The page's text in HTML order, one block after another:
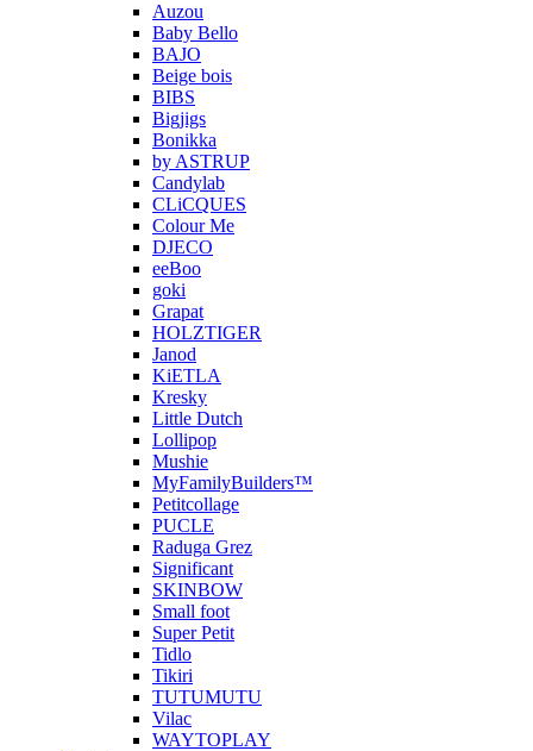
Auzou
Baby Bello
BAJO
Beige bois
BIBS
Bigjigs
Bonikka
by ASTRUP
Candylab
CLiCQUES
Colour Me
DJECO
eeBoo
goki
Grapat
HOLZTIGER
Janod
KiETLA
Kresky
Little Dutch
Lollipop
Mushie
MyFamilyBuilders™
Petitcollage
PUCLE
Raduga Grez
Significant
SKINBOW
Small foot
Super Petit
Tidlo
Tikiri
TUTUMUTU
Vilac
WAYTOPLAY